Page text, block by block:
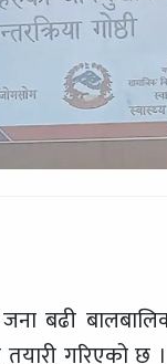
बढी
गरिएको छ ।